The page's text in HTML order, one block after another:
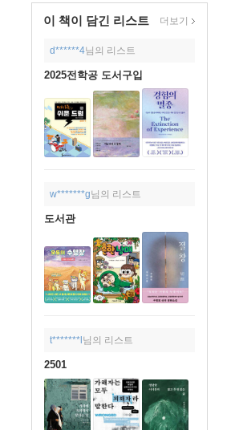
이 책이 담긴 리스트 더보기
d******4님의 리스트
2025전학공 도서구입
w*******g님의 리스트
도서관
t*******l님의 리스트
2501